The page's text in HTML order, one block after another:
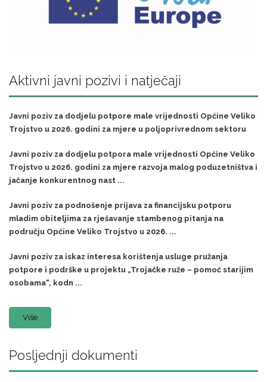
Aktivni javni pozivi i natječaji
Javni poziv za dodjelu potpore male vrijednosti Općine Veliko
Trojstvo u 2026. godini za mjere u poljoprivrednom sektoru
Javni poziv za dodjelu potpora male vrijednosti Općine Veliko
Trojstvo u 2026. godini za mjere razvoja malog poduzetništva i
jačanje konkurentnog nast ...
Javni poziv za podnošenje prijava za financijsku potporu
mladim obiteljima za rješavanje stambenog pitanja na
području Općine Veliko Trojstvo u 2026. ...
Javni poziv za iskaz interesa korištenja usluge pružanja
potpore i podrške u projektu „Trojačke ruže – pomoć starijim
osobama“, kodn ...
Više
Posljednji dokumenti